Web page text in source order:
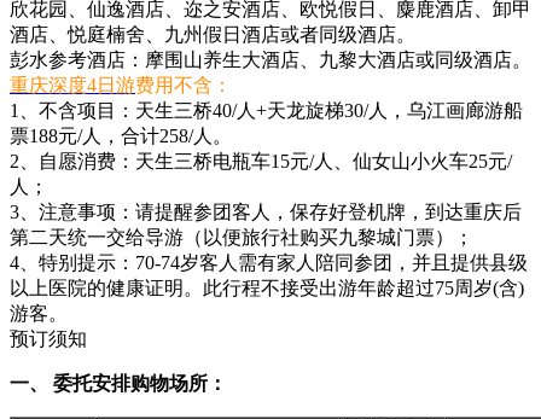
欣花园、仙逸酒店、迩之安酒店、欧悦假日、麋鹿酒店、卸甲
酒店、悦庭楠舍、九州假日酒店或者同级酒店。
彭水参考酒店：摩围山养生大酒店、九黎大酒店或同级酒店。
重庆深度4日游费用不含：
1、不含项目：天生三桥40/人+天龙旋梯30/人，乌江画廊游船
票188元/人，合计258/人。
2、自愿消费：天生三桥电瓶车15元/人、仙女山小火车25元/
人；
3、注意事项：请提醒参团客人，保存好登机牌，到达重庆后
第二天统一交给导游（以便旅行社购买九黎城门票）；
4、特别提示：70-74岁客人需有家人陪同参团，并且提供县级
以上医院的健康证明。此行程不接受出游年龄超过75周岁(含)
游客。
预订须知
一、 委托安排购物场所：